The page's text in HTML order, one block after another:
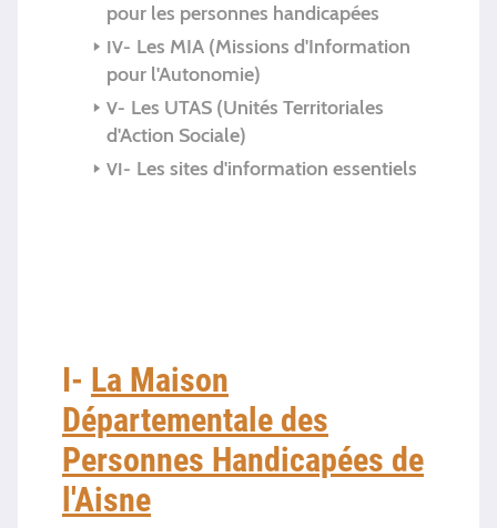
pour les personnes handicapées
Les MIA (Missions d'Information
pour l'Autonomie)
Les UTAS (Unités Territoriales
d'Action Sociale)
Les sites d'information essentiels
I- La Maison
Départementale des
Personnes Handicapées de
l'Aisne